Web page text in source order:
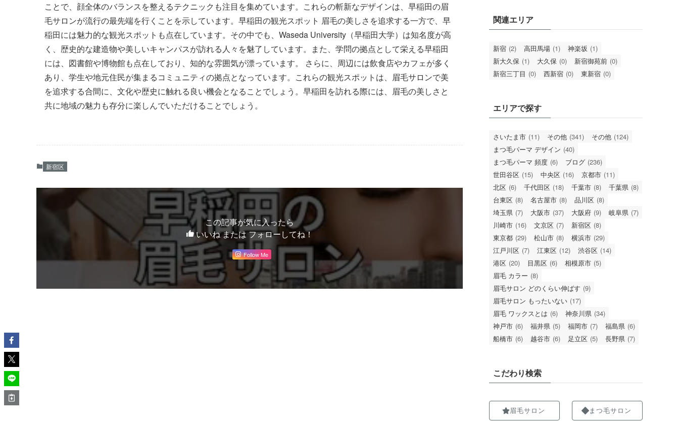
ことで、顔全体のバランスを整えるテクニックも注目を集めています。これらの斬新なデザインは、早稲田の眉
毛サロンが流行の最先端を行くことを示しています。 ​​早稲田の観光スポット 眉毛の美しさを追求する一方で、早
稲田には魅力的な観光スポットも点在しています。その中でも、Waseda University（早稲田大学）は知名度が高
く、歴史的な建造物や美しいキャンパスが訪れる人々を魅了しています。また、学問の拠点として栄える早稲田
には、図書館や博物館も点在しており、知的な雰囲気が漂っています。 さらに、周辺には飲食店やカフェが多く
あり、学生や地元住民が集まるコミュニティの拠点となっています。これらの観光スポットは、眉毛サロンで美
を追求する合間に、文化や歴史に触れる良い機会となることでしょう。早稲田を訪れる際には、眉毛の美しさと
共に地域の魅力も存分に楽しんでいただけることでしょう。
新宿区
この記事が気に入ったら
いいね または フォローしてね！
Follow Me
関連エリア
新宿 (2) 高田馬場 (1) 神楽坂 (1)
新大久保 (1) 大久保 (0) 新宿御苑前 (0)
新宿三丁目 (0) 西新宿 (0) 東新宿 (0)
エリアで探す
さいたま市 (11) その他 (341) その他 (124)
まつ毛パーマ デザイン (40)
まつ毛パーマ 頻度 (6) ブログ (236)
世田谷区 (15) 中央区 (16) 京都市 (11)
北区 (6) 千代田区 (18) 千葉市 (8) 千葉県 (8)
台東区 (8) 名古屋市 (8) 品川区 (8)
埼玉県 (7) 大阪市 (37) 大阪府 (9) 岐阜県 (7)
川崎市 (16) 文京区 (7) 新宿区 (8)
東京都 (29) 松山市 (8) 横浜市 (29)
江戸川区 (7) 江東区 (12) 渋谷区 (14)
港区 (20) 目黒区 (6) 相模原市 (5)
眉毛 カラー (8)
眉毛サロン どのくらい伸ばす (9)
眉毛サロン もったいない (17)
眉毛 ワックスとは (6) 神奈川県 (34)
神戸市 (6) 福井県 (5) 福岡市 (7) 福島県 (6)
船橋市 (6) 越谷市 (6) 足立区 (5) 長野県 (7)
こだわり検索
眉毛サロン まつ毛サロン